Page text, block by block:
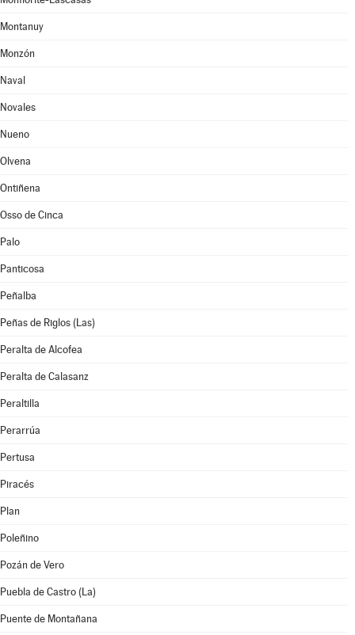
Montanuy
Monzón
Naval
Novales
Nueno
Olvena
Ontiñena
Osso de Cinca
Palo
Panticosa
Peñalba
Peñas de Riglos (Las)
Peralta de Alcofea
Peralta de Calasanz
Peraltilla
Perarrúa
Pertusa
Piracés
Plan
Poleñino
Pozán de Vero
Puebla de Castro (La)
Puente de Montañana